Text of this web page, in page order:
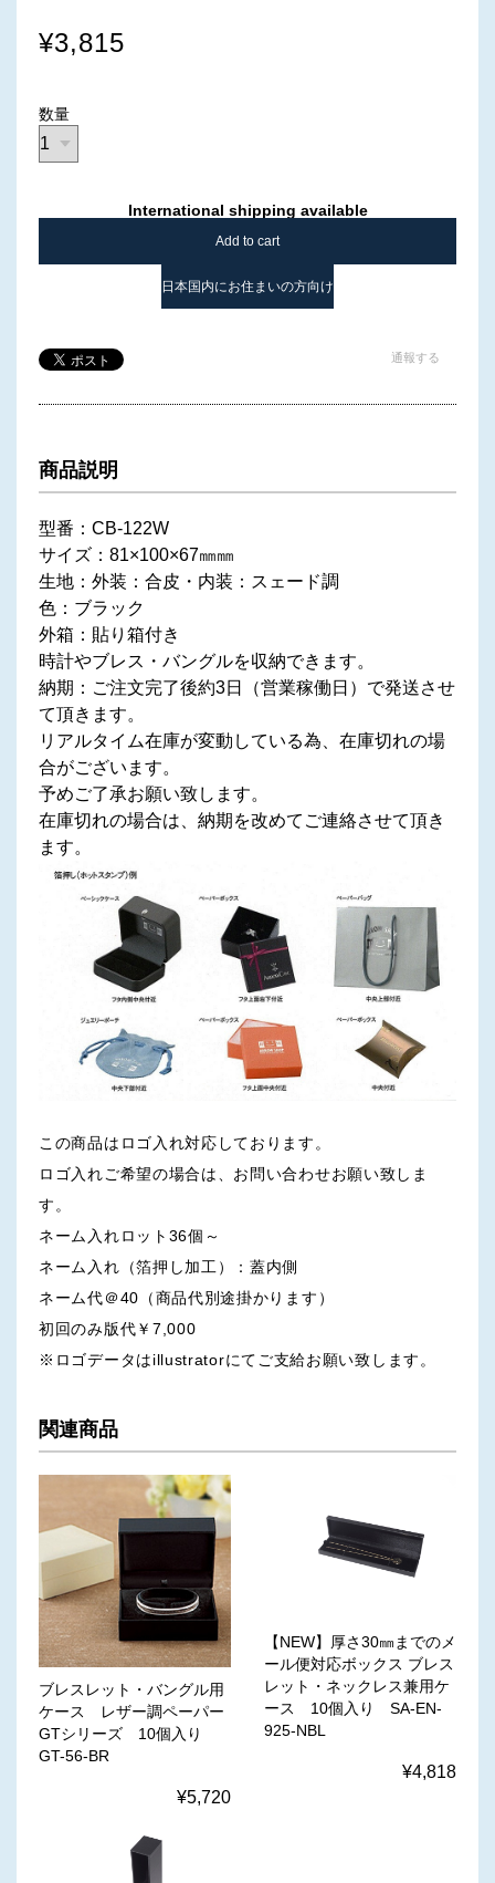
¥3,815
数量
International shipping available
Add to cart
日本国内にお住まいの方向け
通報する
商品説明
型番：CB-122W
サイズ：81×100×67㎜㎜
生地：外装：合皮・内装：スェード調
色：ブラック
外箱：貼り箱付き
時計やブレス・バングルを収納できます。
納期：ご注文完了後約3日（営業稼働日）で発送させ
て頂きます。
リアルタイム在庫が変動している為、在庫切れの場
合がございます。
予めご了承お願い致します。
在庫切れの場合は、納期を改めてご連絡させて頂き
ます。
この商品はロゴ入れ対応しております。
ロゴ入れご希望の場合は、お問い合わせお願い致しま
す。
ネーム入れロット36個～
ネーム入れ（箔押し加工）：蓋内側
ネーム代＠40（商品代別途掛かります）
初回のみ版代￥7,000
※ロゴデータはillustratorにてご支給お願い致します。
関連商品
ブレスレット・バングル用
ケース レザー調ペーパー
GTシリーズ 10個入り
GT-56-BR
¥5,720
【NEW】厚さ30㎜までのメ
ール便対応ボックス ブレス
レット・ネックレス兼用ケ
ース 10個入り SA-EN-
925-NBL
¥4,818